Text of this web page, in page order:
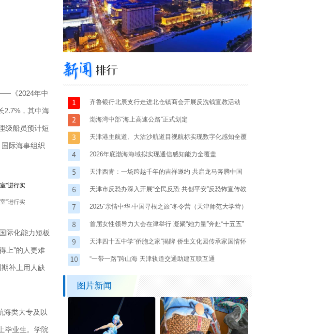
《2024年中
2.7%，其中海
级船员预计短
际海事组织
”进行实
际化能力短板
上”的人更难
补上用人缺
类大专及以
毕业生。学院
齐鲁银行北辰支行走进北仓镇商会开展反洗钱宣教活动
渤海湾中部“海上高速公路”正式划定
天津港主航道、大沽沙航道目视航标实现数字化感知全覆
盖
2026年底渤海海域拟实现通信感知能力全覆盖
天津西青：一场跨越千年的吉祥邀约 共启龙马奔腾中国
年
天津市反恐办深入开展“全民反恐 共创平安”反恐怖宣传教
育活动
2025“亲情中华·中国寻根之旅”冬令营（天津师范大学营）
开营
首届女性领导力大会在津举行 凝聚“她力量”奔赴“十五五”
天津四十五中学“侨胞之家”揭牌 侨生文化园传承家国情怀
“一带一路”跨山海 天津轨道交通助建互联互通
图片新闻